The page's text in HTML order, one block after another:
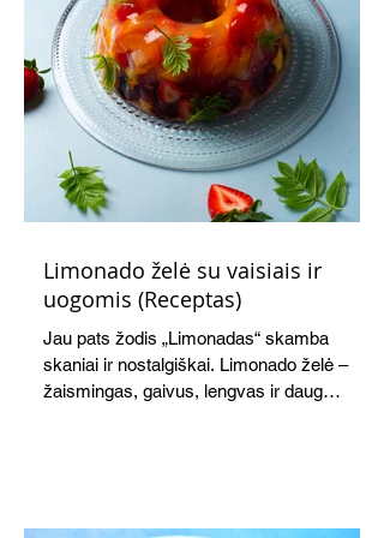
Limonado želė su vaisiais ir
uogomis (Receptas)
Jau pats žodis „Limonadas“ skamba
skaniai ir nostalgiškai. Limonado želė –
žaismingas, gaivus, lengvas ir daug